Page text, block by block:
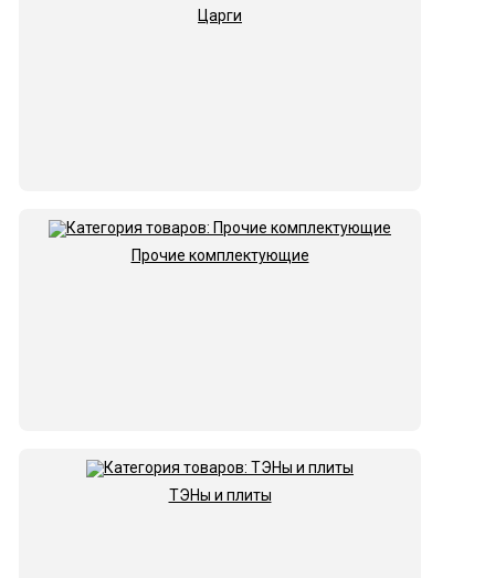
Царги
Прочие комплектующие
ТЭНы и плиты